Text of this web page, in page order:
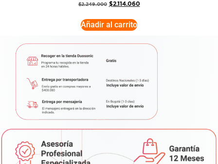
$2.249.000 $2.114.060
Añadir al carrito